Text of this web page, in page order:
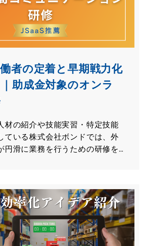
者の定着と早期戦力化
助成金対象のオンラ
材の紹介や技能実習・特定技能
ている株式会社ボンドでは、外
円滑に業務を行うための研修を